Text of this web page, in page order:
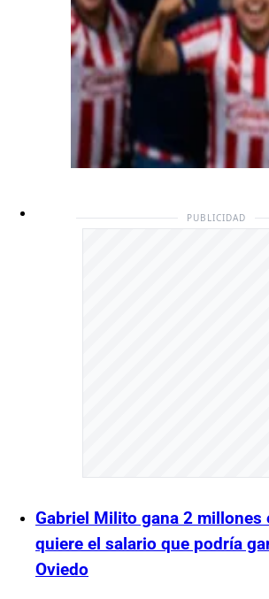
PUBLICIDAD
Gabriel Milito gana 2 millones
quiere el salario que podría
Oviedo